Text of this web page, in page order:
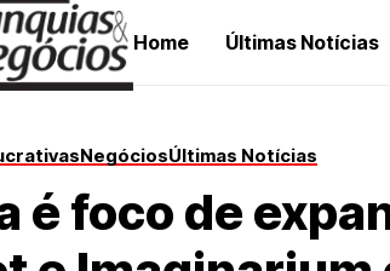
Home Últimas Notícias
NegóciosÚltimas Notícias
é foco de